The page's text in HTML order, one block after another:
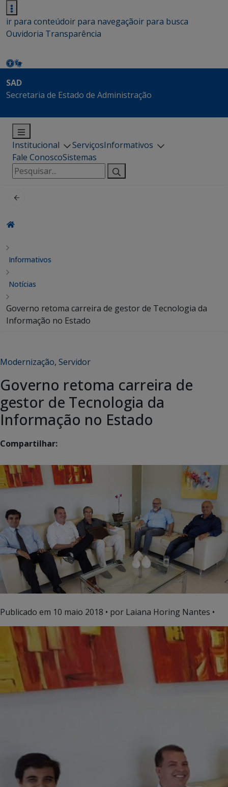
ir para conteúdoir para navegaçãoir para busca
Ouvidoria Transparência
SAD
Secretaria de Estado de Administração
Institucional ServiçosInformativos
Fale ConoscoSistemas
Pesquisar
por:
Informativos
Notícias
Governo retoma carreira de gestor de Tecnologia da
Informação no Estado
Modernização, Servidor
Governo retoma carreira de
gestor de Tecnologia da
Informação no Estado
Compartilhar:
Publicado em 10 maio 2018 • por Laiana Horing Nantes •